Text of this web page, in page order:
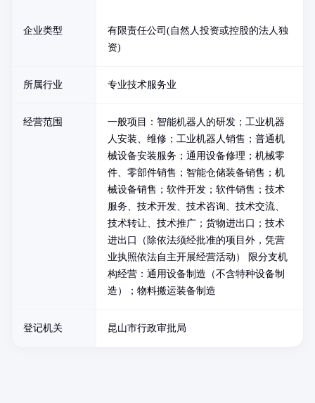
企业类型
有限责任公司(自然人投资或控股的法人独
资)
所属行业 专业技术服务业
经营范围
一般项目：智能机器人的研发；工业机器
人安装、维修；工业机器人销售；普通机
械设备安装服务；通用设备修理；机械零
件、零部件销售；智能仓储装备销售；机
械设备销售；软件开发；软件销售；技术
服务、技术开发、技术咨询、技术交流、
技术转让、技术推广；货物进出口；技术
进出口（除依法须经批准的项目外，凭营
业执照依法自主开展经营活动） 限分支机
构经营：通用设备制造（不含特种设备制
造）；物料搬运装备制造
登记机关 昆山市行政审批局